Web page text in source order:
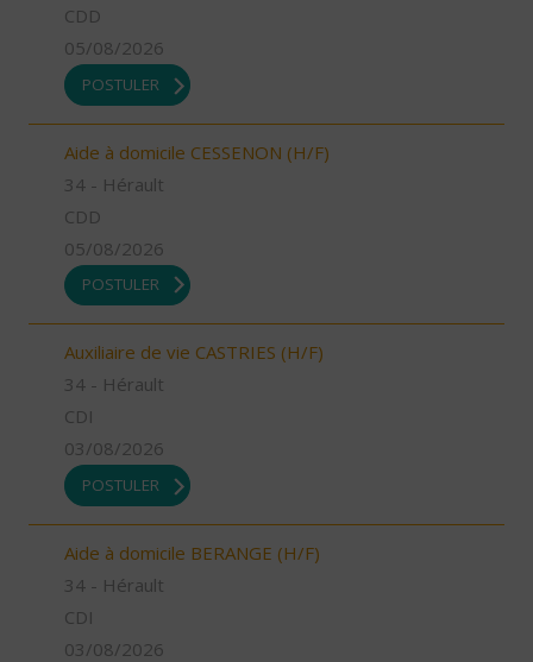
CDD
05/08/2026
POSTULER
Aide à domicile CESSENON (H/F)
34 - Hérault
CDD
05/08/2026
POSTULER
Auxiliaire de vie CASTRIES (H/F)
34 - Hérault
CDI
03/08/2026
POSTULER
Aide à domicile BERANGE (H/F)
34 - Hérault
CDI
03/08/2026